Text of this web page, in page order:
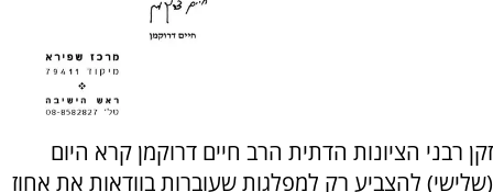
זקן רבני הציונות הדתית הרב חיים דרוקמן קרא היום
(שלישי) להצביע רק למפלגות שעוברות בוודאות את אחוז